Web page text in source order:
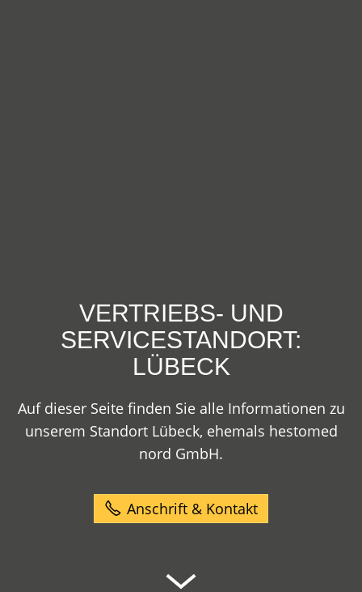
VERTRIEBS- UND
SERVICESTANDORT:
LÜBECK
Auf dieser Seite finden Sie alle Informationen zu
unserem Standort Lübeck, ehemals hestomed
nord GmbH.
Anschrift & Kontakt